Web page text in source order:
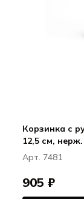
Корзинка с
12,5 см,
Арт. 7481
905 ₽